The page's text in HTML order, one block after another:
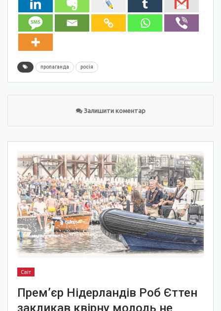
пропаганда росія
Залишити коментар
Світ
Прем’єр Нідерландів Роб Єттен